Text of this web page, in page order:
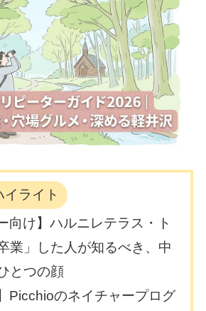
イライト
向け】ハルニレテラス・ト
業」した人が知るべき、中
とつの顔
Picchioのネイチャープログ